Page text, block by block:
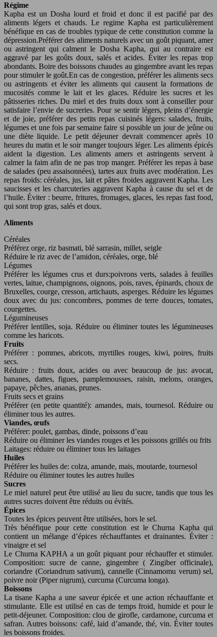
Régime
Kapha est un Dosha lourd et froid et donc il est pacifié par des
aliments légers et chauds. Le regime Kapha est particulièrement
bénéfique en cas de troubles typique de cette constitution comme la
dépression.Préférer des aliments naturels avec un goût piquant, amer
ou astringent qui calment le Dosha Kapha, qui au contraire est
aggravé par les goûts doux, salés et acides. Éviter les repas trop
abondants. Boire des boissons chaudes au gingembre avant les repas
pour stimuler le goût.En cas de congestion, préférer les aliments secs
ou astringents et éviter les aliments qui causent la formations de
mucosités comme le lait et les glaces. Réduire les sucres et les
pâtisseries riches. Du miel et des fruits doux sont à conseiller pour
satisfaire l’envie de sucreries. Pour se sentir légers, pleins d’énergie
et de joie, préférer des petits repas cuisinés légers: salades, fruits,
légumes et une fois par semaine faire si possible un jour de jeûne ou
une diète liquide. Le petit déjeuner devrait commencer après 10
heures du matin et le soir manger toujours léger. Les aliments épicés
aident la digestion. Les aliments amers et astringents servent à
calmer la faim afin de ne pas trop manger. Préférer les repas à base
de salades (peu assaisonnées), tartes aux fruits avec modération. Les
repas froids: céréales, jus, lait et pâtes froides aggravent Kapha. Les
saucisses et les charcuteries aggravent Kapha à cause du sel et de
l’huile. Éviter : beurre, fritures, fromages, glaces, les repas fast food,
qui sont trop gras, salés et doux.
Aliments
Céréales
Préférez orge, riz basmati, blé sarrasin, millet, seigle
Réduire le riz avec de l’amidon, céréales, orge, blé
Légumes
Préférer les légumes crus et durs:poivrons verts, salades à feuilles
vertes, laitue, champignons, oignons, pois, raves, épinards, choux de
Bruxelles, courge, cresson, artichauts, asperges. Réduire les légumes
doux avec du jus: concombres, pommes de terre douces, tomates,
courgettes.
Légumineuses
Préférer lentilles, soja. Réduire ou éliminer toutes les légumineuses
comme les haricots.
Fruits
Préférer : pommes, abricots, myrtilles rouges, kiwi, poires, fruits
secs.
Réduire : fruits doux, acides ou avec beaucoup de jus: avocat,
bananes, dattes, figues, pamplemousses, raisin, melons, oranges,
papaye, pêches, ananas, prunes.
Fruits secs et grains
Préférer (en petite quantité): amandes, mais, tournesol. Réduire ou
éliminer tous les autres.
Viandes, œufs
Préférer: poulet, gambas, dinde, poissons d’eau
Réduire ou éliminer les viandes rouges et les poissons grillés ou frits
Laitages: réduire ou éliminer tous les laitages
Huiles
Préférer les huiles de: colza, amande, mais, moutarde, tournesol
Réduire ou éliminer toutes les autres huiles
Sucres
Le miel naturel peut être utilisé au lieu du sucre, tandis que tous les
autres sucres doivent être réduits ou évités.
Épices
Toutes les épices peuvent être utilisées, hors le sel.
Très bénéfique pour cette constitution est le Churna Kapha qui
contient un mélange d’épices réchauffantes et drainantes. Éviter :
vinaigre et sel
Le Churna KAPHA a un goût piquant pour réchauffer et stimuler.
Composition: sucre de canne, gingembre ( Zingiber officinale),
coriandre (Coriandrum sativum), cannelle (Cinnamomu verum) sel,
poivre noir (Piper nigrum), curcuma (Curcuma longa).
Boissons
La tisane Kapha a une saveur épicée et une action réchauffante et
stimulante. Elle est utilisé en cas de temps froid, humide et pour le
petit-déjeuner. Composition: clou de girofle, cardamone, curcuma et
safran. Autres boissons: café, laid d’amande, thé, vin. Éviter toutes
les boissons froides.